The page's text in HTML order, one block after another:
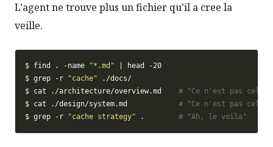
L’agent ne trouve plus un fichier qu’il a cree la
veille.
$ find . -name "*.md"
$ grep -r
"cache"
$ cat ./architecture/overview.md # "Ce n'est pas
$ cat ./design/system.md # "Ce n'est pas
$ grep -r
"cache strategy" . # "Ah, le voila"